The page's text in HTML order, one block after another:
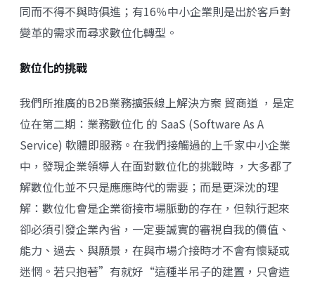
同而不得不與時俱進；有16％中小企業則是出於客戶對
變革的需求而尋求數位化轉型。
數位化的挑戰
我們所推廣的B2B業務擴張線上解決方案 貿商道 ，是定
位在第二期：業務數位化 的 SaaS (Software As A
Service) 軟體即服務。在我們接觸過的上千家中小企業
中，發現企業領導人在面對數位化的挑戰時 ，大多都了
解數位化並不只是應應時代的需要；而是更深沈的理
解：數位化會是企業銜接市場脈動的存在，但執行起來
卻必須引發企業內省，一定要誠實的審視自我的價值、
能力、過去、與願景，在與市場介接時才不會有懷疑或
迷惘。若只抱著”有就好“這種半吊子的建置，只會造